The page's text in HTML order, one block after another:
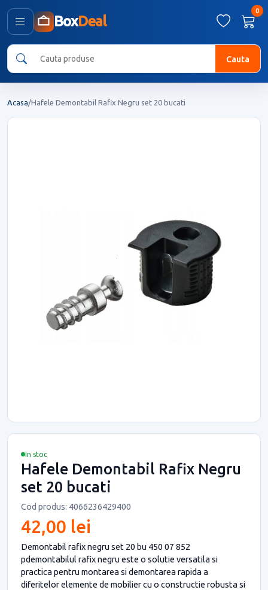
BoxDeal
0
Cauta
Acasa/Hafele Demontabil Rafix Negru set 20 bucati
In stoc
Hafele Demontabil Rafix Negru
set 20 bucati
Cod produs: 4066236429400
42,00 lei
Demontabil rafix negru set 20 bu 450 07 852
pdemontabilul rafix negru este o solutie versatila si
practica pentru montarea si demontarea rapida a
diferitelor elemente de mobilier cu o constructie robusta si